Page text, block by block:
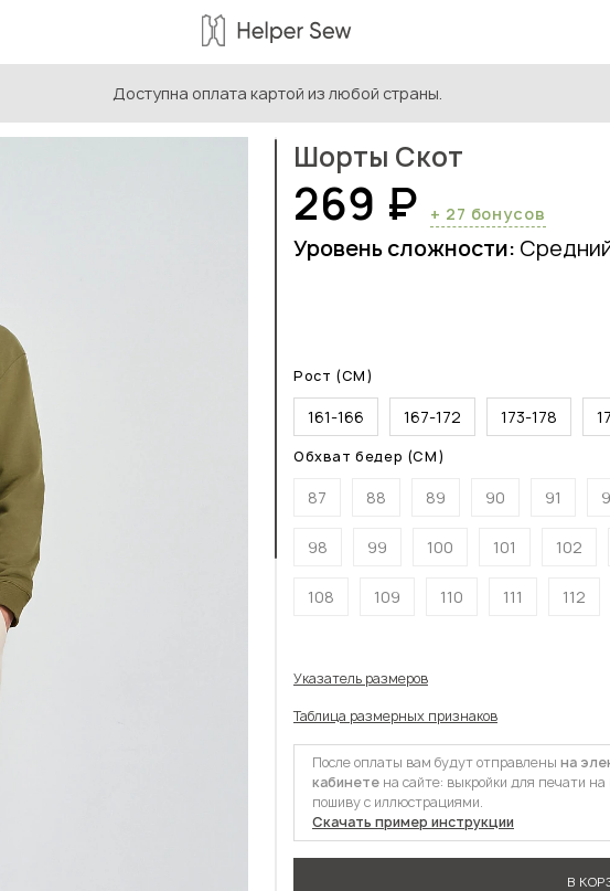
Доступна оплата картой из любой страны.
Выкройки мужской одежды / Выкройки мужских шорт
Шорты Скот
269 ₽ + 27 бонусов
Уровень сложности:
Рост (СМ)
161-166 167-172 173-178
Обхват бедер (СМ)
87 88 89 90 91
98 99 100 101 102
108 109 110 111 112
Указатель размеров
Таблица размерных признаков
После оплаты вам будут отправлены на
кабинете на сайте: выкройки для печати
пошиву с иллюстрациями.
Скачать пример инструкции
В